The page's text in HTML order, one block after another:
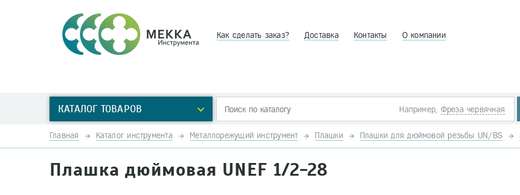
Как сделать заказ? Доставка Контакты О компании
КАТАЛОГ ТОВАРОВ Например, Фреза червячная
Главная Каталог инструмента Металлорежущий инструмент Плашки Плашки для дюймовой резьбы UN/BS
Плашка дюймовая UNEF 1/2-28